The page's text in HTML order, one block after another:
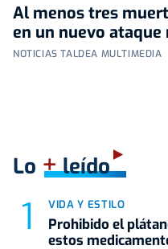
Al menos tres
en un nuevo
NOTICIAS TALDEA MULTIMEDIA
Lo +leído
VIDA Y ESTILO
Prohibido el
estos